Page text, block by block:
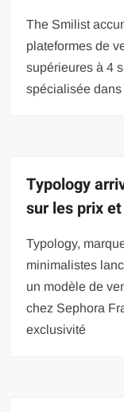
The Smilist
plateformes de
supérieures à 4
spécialisée
Typology
sur les prix
Typology,
minimalistes
un modèle de
chez Sephora
exclusivité